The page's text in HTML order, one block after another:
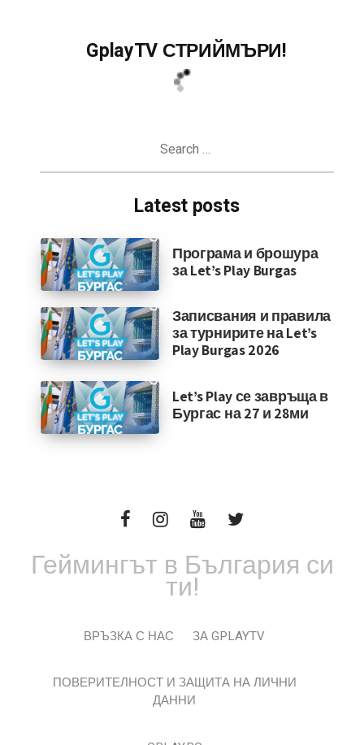
GplayTV СТРИЙМЪРИ!
Latest posts
Програма и брошура
за Let’s Play Burgas
Записвания и правила
за турнирите на Let’s
Play Burgas 2026
Let’s Play се завръща в
Бургас на 27 и 28ми
Геймингът в България си
ти!
ВРЪЗКА С НАС ЗА GPLAYTV
ПОВЕРИТЕЛНОСТ И ЗАЩИТА НА ЛИЧНИ
ДАННИ